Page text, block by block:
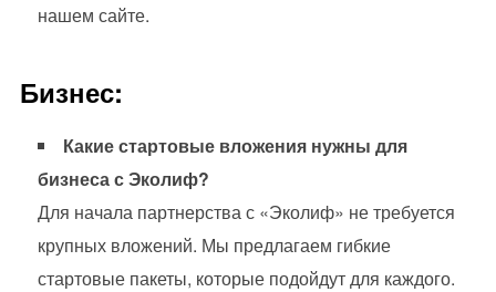
нашем сайте.
Бизнес:
Какие стартовые вложения нужны для
бизнеса с Эколиф?
Для начала партнерства с «Эколиф» не требуется
крупных вложений. Мы предлагаем гибкие
стартовые пакеты, которые подойдут для каждого.